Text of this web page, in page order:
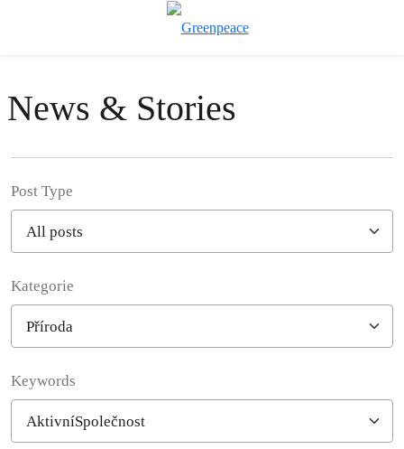
News & Stories
Post Type
Kategorie
Keywords